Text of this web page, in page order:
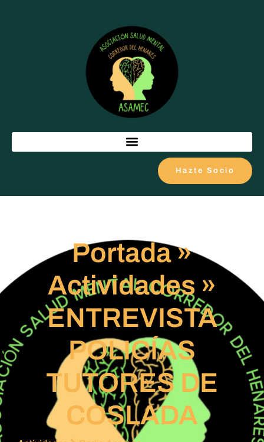
Hazte Socio
Portada»
Actividades »
ENTREVISTA
POLICÍAS
TUTORES DE
COSLADA